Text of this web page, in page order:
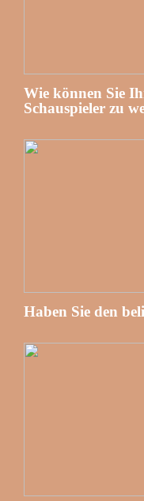
Wie können Sie
Schauspieler zu
Haben Sie den